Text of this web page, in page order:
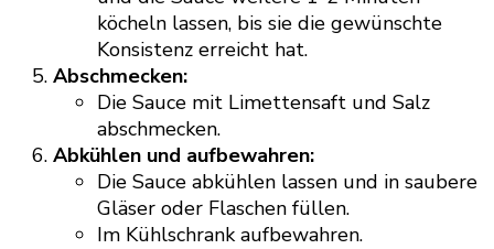
köcheln lassen, bis sie die gewünschte
Konsistenz erreicht hat.
Abschmecken:
Die Sauce mit Limettensaft und Salz
abschmecken.
Abkühlen und aufbewahren:
Die Sauce abkühlen lassen und in saubere
Gläser oder Flaschen füllen.
Im Kühlschrank aufbewahren.